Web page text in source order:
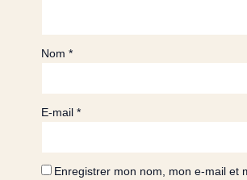
Nom *
E-mail *
Enregistrer mon nom, mon e-mail et